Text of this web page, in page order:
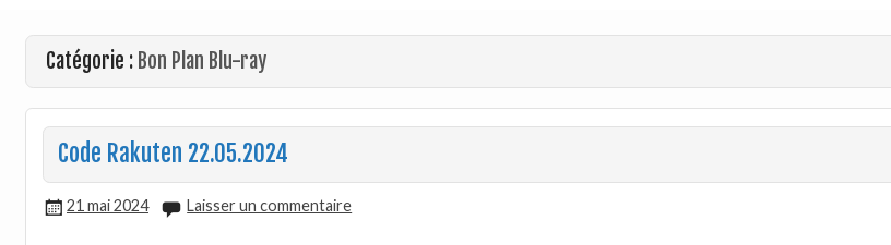
Catégorie : Bon Plan Blu-ray
Code Rakuten 22.05.2024
21 mai 2024 Laisser un commentaire